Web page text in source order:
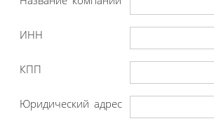
ИНН
КПП
Юридический адрес